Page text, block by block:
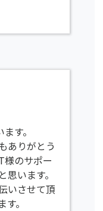
す。
ありがとう
様のサポー
思います。
いさせて頂
。